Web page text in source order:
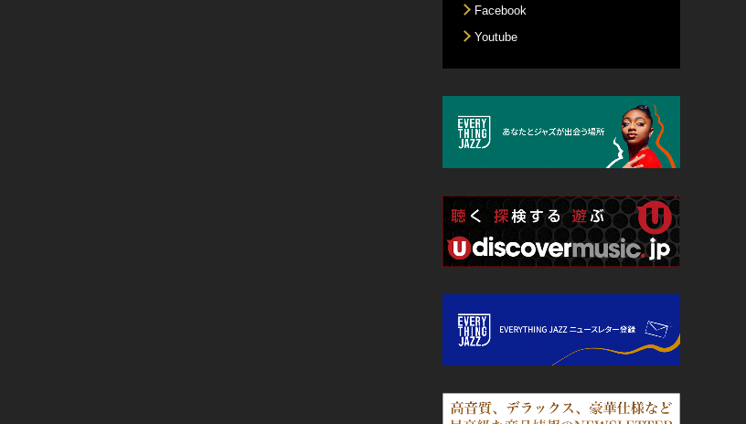
Facebook
Youtube